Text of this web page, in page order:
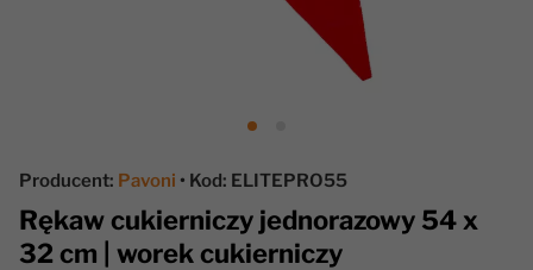
Producent: Pavoni • Kod: ELITEPRO55
Rękaw cukierniczy jednorazowy 54 x
32 cm | worek cukierniczy